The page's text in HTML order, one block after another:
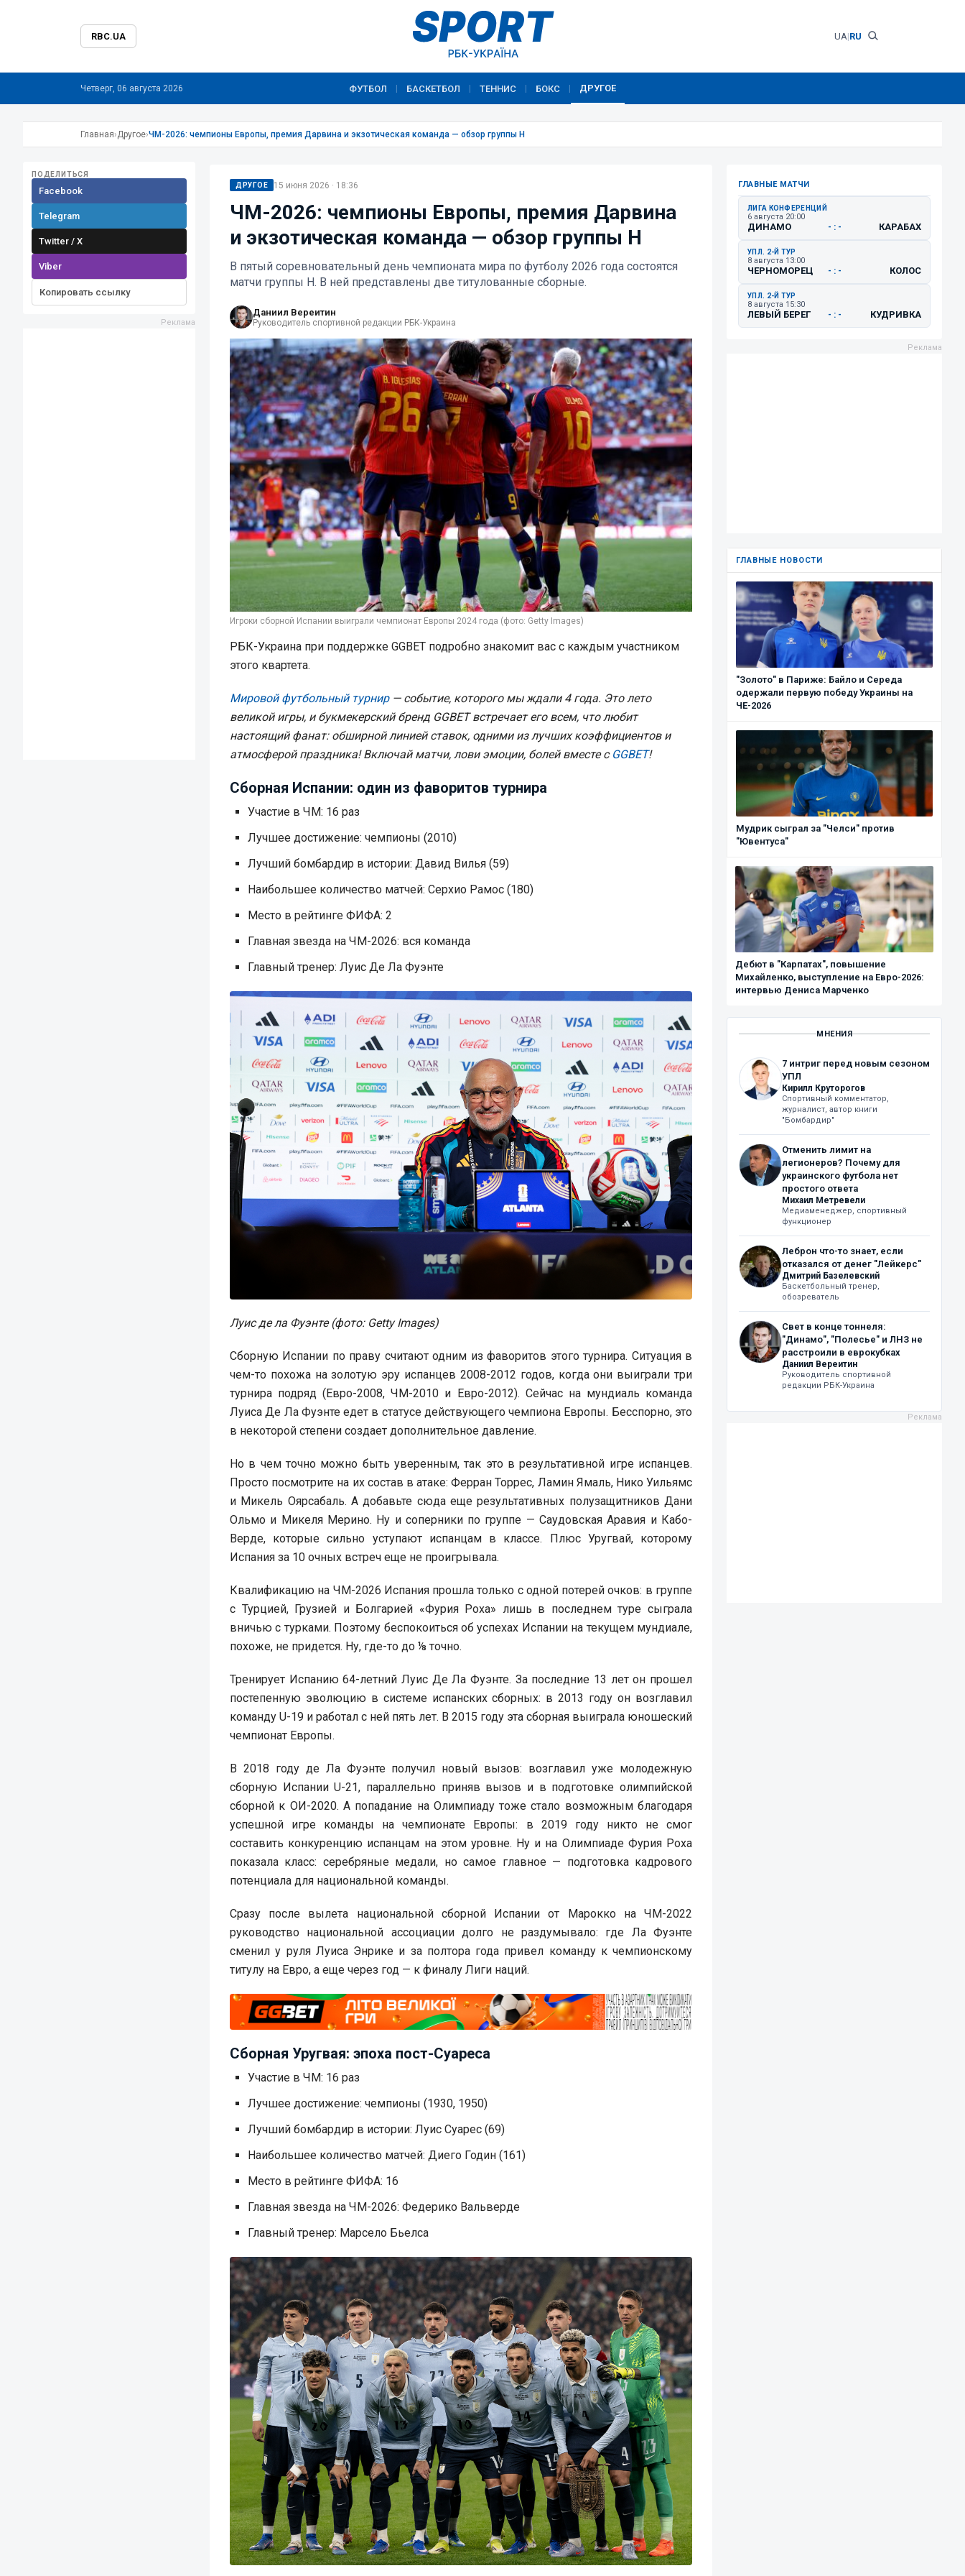
RBC.UA UA|RU
Четверг, 06 августа 2026 ФУТБОЛ БАСКЕТБОЛ ТЕННИС БОКС ДРУГОЕ
Главная›Другое›ЧМ-2026: чемпионы Европы, премия Дарвина и экзотическая команда — обзор группы H
ПОДЕЛИТЬСЯ
Facebook
Telegram
Twitter / X
Viber
Копировать ссылку
ДРУГОЕ 15 июня 2026 · 18:36
ЧМ-2026: чемпионы Европы, премия Дарвина
и экзотическая команда — обзор группы H
В пятый соревновательный день чемпионата мира по футболу 2026 года состоятся
матчи группы H. В ней представлены две титулованные сборные.
Даниил Вереитин
Руководитель спортивной редакции РБК-Украина
Игроки сборной Испании выиграли чемпионат Европы 2024 года (фото: Getty Images)
РБК-Украина при поддержке GGBET подробно знакомит вас с каждым участником
этого квартета.
Мировой футбольный турнир— событие, которого мы ждали 4 года. Это лето
великой игры, и букмекерский бренд GGBET встречает его всем, что любит
настоящий фанат: обширной линией ставок, одними из лучших коэффициентов и
атмосферой праздника! Включай матчи, лови эмоции, болей вместе с GGBET!
Сборная Испании: один из фаворитов турнира
Участие в ЧМ: 16 раз
Лучшее достижение: чемпионы (2010)
Лучший бомбардир в истории: Давид Вилья (59)
Наибольшее количество матчей: Серхио Рамос (180)
Место в рейтинге ФИФА: 2
Главная звезда на ЧМ-2026: вся команда
Главный тренер: Луис Де Ла Фуэнте
Луис де ла Фуэнте (фото: Getty Images)
Сборную Испании по праву считают одним из фаворитов этого турнира. Ситуация в
чем-то похожа на золотую эру испанцев 2008-2012 годов, когда они выиграли три
турнира подряд (Евро-2008, ЧМ-2010 и Евро-2012). Сейчас на мундиаль команда
Луиса Де Ла Фуэнте едет в статусе действующего чемпиона Европы. Бесспорно, это
в некоторой степени создает дополнительное давление.
Но в чем точно можно быть уверенным, так это в результативной игре испанцев.
Просто посмотрите на их состав в атаке: Ферран Торрес, Ламин Ямаль, Нико Уильямс
и Микель Оярсабаль. А добавьте сюда еще результативных полузащитников Дани
Ольмо и Микеля Мерино. Ну и соперники по группе — Саудовская Аравия и Кабо-
Верде, которые сильно уступают испанцам в классе. Плюс Уругвай, которому
Испания за 10 очных встреч еще не проигрывала.
Квалификацию на ЧМ-2026 Испания прошла только с одной потерей очков: в группе
с Турцией, Грузией и Болгарией «Фурия Роха» лишь в последнем туре сыграла
вничью с турками. Поэтому беспокоиться об успехах Испании на текущем мундиале,
похоже, не придется. Ну, где-то до ⅛ точно.
Тренирует Испанию 64-летний Луис Де Ла Фуэнте. За последние 13 лет он прошел
постепенную эволюцию в системе испанских сборных: в 2013 году он возглавил
команду U-19 и работал с ней пять лет. В 2015 году эта сборная выиграла юношеский
чемпионат Европы.
В 2018 году де Ла Фуэнте получил новый вызов: возглавил уже молодежную
сборную Испании U-21, параллельно приняв вызов и в подготовке олимпийской
сборной к ОИ-2020. А попадание на Олимпиаду тоже стало возможным благодаря
успешной игре команды на чемпионате Европы: в 2019 году никто не смог
составить конкуренцию испанцам на этом уровне. Ну и на Олимпиаде Фурия Роха
показала класс: серебряные медали, но самое главное — подготовка кадрового
потенциала для национальной команды.
Сразу после вылета национальной сборной Испании от Марокко на ЧМ-2022
руководство национальной ассоциации долго не раздумывало: где Ла Фуэнте
сменил у руля Луиса Энрике и за полтора года привел команду к чемпионскому
титулу на Евро, а еще через год — к финалу Лиги наций.
Сборная Уругвая: эпоха пост-Суареса
Участие в ЧМ: 16 раз
Лучшее достижение: чемпионы (1930, 1950)
Лучший бомбардир в истории: Луис Суарес (69)
Наибольшее количество матчей: Диего Годин (161)
Место в рейтинге ФИФА: 16
Главная звезда на ЧМ-2026: Федерико Вальверде
Главный тренер: Марсело Бьелса
ГЛАВНЫЕ МАТЧИ
ЛИГА КОНФЕРЕНЦИЙ
6 августа 20:00
ДИНАМО - : - КАРАБАХ
УПЛ. 2-Й ТУР
8 августа 13:00
ЧЕРНОМОРЕЦ - : - КОЛОС
УПЛ. 2-Й ТУР
8 августа 15:30
ЛЕВЫЙ БЕРЕГ - : - КУДРИВКА
ГЛАВНЫЕ НОВОСТИ
"Золото" в Париже: Байло и Середа
одержали первую победу Украины на
ЧЕ-2026
Мудрик сыграл за "Челси" против
"Ювентуса"
Дебют в "Карпатах", повышение
Михайленко, выступление на Евро-2026:
интервью Дениса Марченко
МНЕНИЯ
7 интриг перед новым сезоном
УПЛ
Кирилл Круторогов
Спортивный комментатор,
журналист, автор книги
"Бомбардир"
Отменить лимит на
легионеров? Почему для
украинского футбола нет
простого ответа
Михаил Метревели
Медиаменеджер, спортивный
функционер
Леброн что-то знает, если
отказался от денег "Лейкерс"
Дмитрий Базелевский
Баскетбольный тренер,
обозреватель
Свет в конце тоннеля:
"Динамо", "Полесье" и ЛНЗ не
расстроили в еврокубках
Даниил Вереитин
Руководитель спортивной
редакции РБК-Украина